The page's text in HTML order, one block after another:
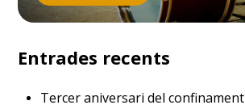
Entrades recents
Tercer aniversari del confinament